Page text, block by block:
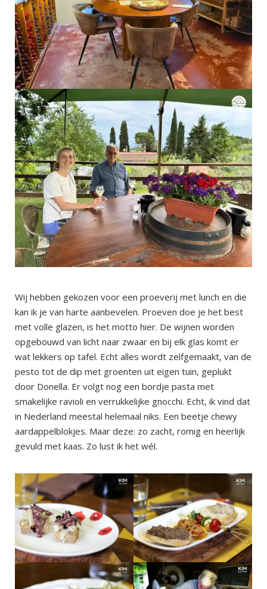
Wij hebben gekozen voor een proeverij met lunch en die
kan ik je van harte aanbevelen. Proeven doe je het best
met volle glazen, is het motto hier. De wijnen worden
opgebouwd van licht naar zwaar en bij elk glas komt er
wat lekkers op tafel. Echt alles wordt zelfgemaakt, van de
pesto tot de dip met groenten uit eigen tuin, geplukt
door Donella. Er volgt nog een bordje pasta met
smakelijke ravioli en verrukkelijke gnocchi. Echt, ik vind dat
in Nederland meestal helemaal niks. Een beetje chewy
aardappelblokjes. Maar deze: zo zacht, romig en heerlijk
gevuld met kaas. Zo lust ik het wél.